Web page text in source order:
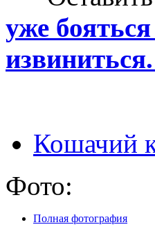
уже
Кошачий
Фото:
Полная фотография